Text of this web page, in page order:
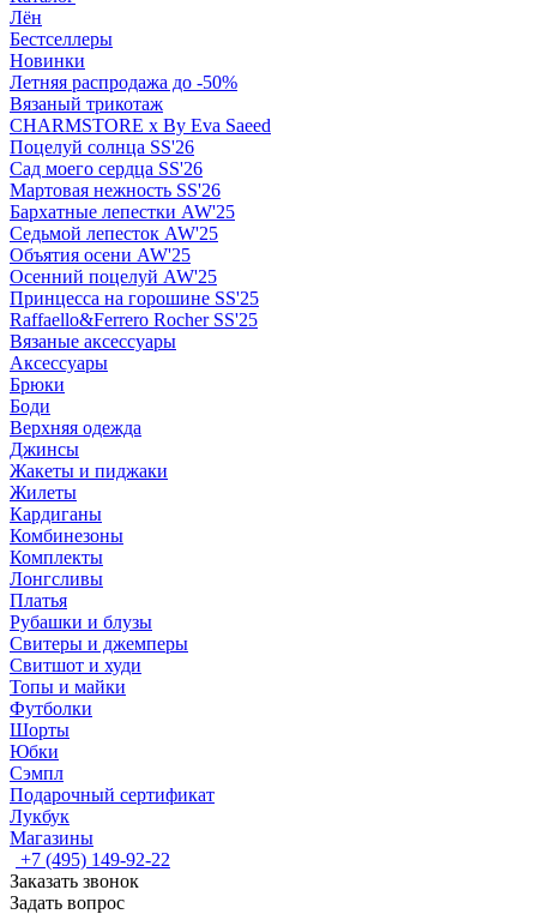
Лён
Бестселлеры
Новинки
Летняя распродажа до -50%
Вязаный трикотаж
CHARMSTORE х By Eva Saeed
Поцелуй солнца SS'26
Сад моего сердца SS'26
Мартовая нежность SS'26
Бархатные лепестки AW'25
Седьмой лепесток AW'25
Объятия осени AW'25
Осенний поцелуй AW'25
Принцесса на горошине SS'25
Raffaello&Ferrero Rocher SS'25
Вязаные аксессуары
Аксессуары
Брюки
Боди
Верхняя одежда
Джинсы
Жакеты и пиджаки
Жилеты
Кардиганы
Комбинезоны
Комплекты
Лонгсливы
Платья
Рубашки и блузы
Свитеры и джемперы
Свитшот и худи
Топы и майки
Футболки
Шорты
Юбки
Сэмпл
Подарочный сертификат
Лукбук
Магазины
+7 (495) 149-92-22
Заказать звонок
Задать вопрос